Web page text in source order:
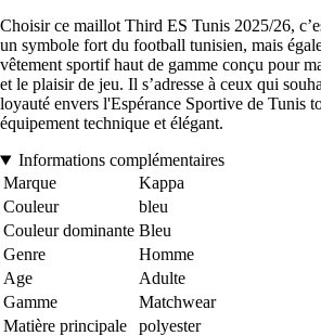
Choisir ce maillot Third ES Tunis 2025/26,
un symbole fort du football tunisien, mais
vêtement sportif haut de gamme conçu pour
et le plaisir de jeu. Il s’adresse à ceux qui
loyauté envers l'Espérance Sportive de Tunis
équipement technique et élégant.
Informations complémentaires
Marque
Kappa
Couleur
bleu
Couleur dominante Bleu
Genre
Homme
Age
Adulte
Gamme
Matchwear
Matière principale
polyester